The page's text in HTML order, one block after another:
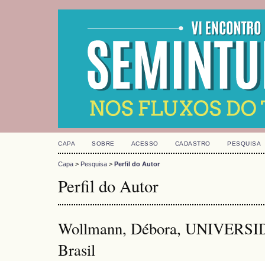
CAPA SOBRE ACESSO CADASTRO PESQUISA
Capa > Pesquisa > Perfil do Autor
Perfil do Autor
Wollmann, Débora,
Brasil